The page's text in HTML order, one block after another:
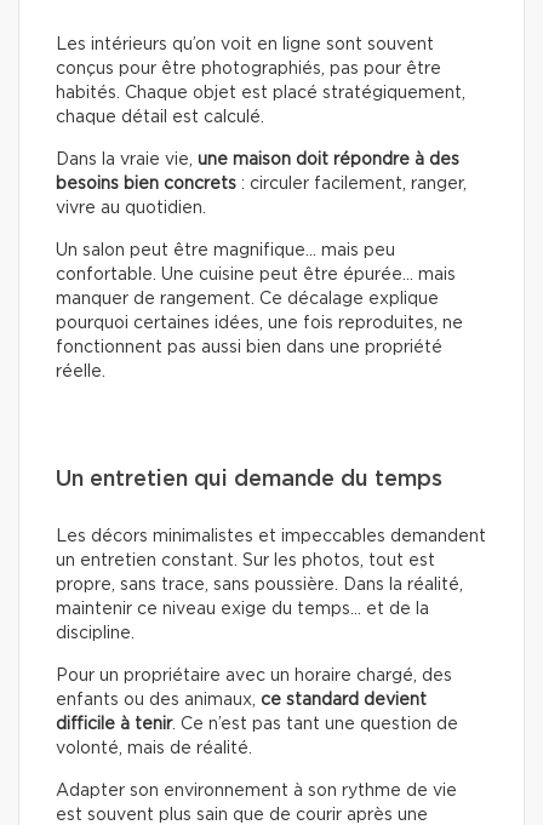
Les intérieurs qu’on voit en ligne sont souvent
conçus pour être photographiés, pas pour être
habités. Chaque objet est placé stratégiquement,
chaque détail est calculé.
Dans la vraie vie, une maison doit répondre à des
besoins bien concrets : circuler facilement, ranger,
vivre au quotidien.
Un salon peut être magnifique… mais peu
confortable. Une cuisine peut être épurée… mais
manquer de rangement. Ce décalage explique
pourquoi certaines idées, une fois reproduites, ne
fonctionnent pas aussi bien dans une propriété
réelle.
Un entretien qui demande du temps
Les décors minimalistes et impeccables demandent
un entretien constant. Sur les photos, tout est
propre, sans trace, sans poussière. Dans la réalité,
maintenir ce niveau exige du temps… et de la
discipline.
Pour un propriétaire avec un horaire chargé, des
enfants ou des animaux, ce standard devient
difficile à tenir. Ce n’est pas tant une question de
volonté, mais de réalité.
Adapter son environnement à son rythme de vie
est souvent plus sain que de courir après une